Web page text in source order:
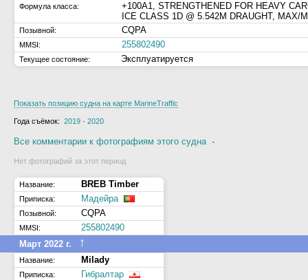
Формула класса:
+100A1, STRENGTHENED FOR HEAVY
ICE CLASS 1D @ 5.542M DRAUGHT, MAX/
Позывной: CQPA
MMSI: 255802490
Текущее состояние: Эксплуатируется
Показать позицию судна на карте MarineTraffic
Года съёмок: 2019 · 2020
Все комментарии к фотографиям этого судна·
Нет фотографий за этот период
Название: BREB Timber
Приписка: Мадейра
Позывной: CQPA
MMSI:
255802490
Март 2022 г.
↑
Название: Milady
Приписка: Гибралтар